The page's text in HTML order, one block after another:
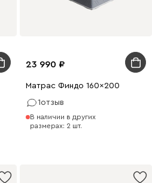
23 990
Матрас Финдо 160x200
1отзыв
В наличии в других
размерах: 2 шт.